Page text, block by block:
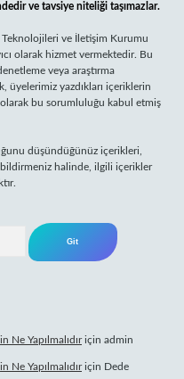
ve tavsiye niteliği taşımazlar.
Teknolojileri ve İletişim Kurumu
olarak hizmet vermektedir. Bu
veya araştırma
üyelerimiz yazdıkları içeriklerin
bu sorumluluğu kabul etmiş
düşündüğünüz içerikleri,
halinde, ilgili içerikler
Ne Yapılmalıdıriçin admin
Ne Yapılmalıdıriçin Dede